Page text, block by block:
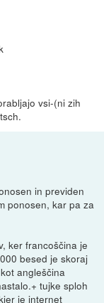
vsi-(ni zih
in previden
ponosen, kar pa za
ker francoščina je
besed je skoraj
angleščina
tujke sploh
je internet